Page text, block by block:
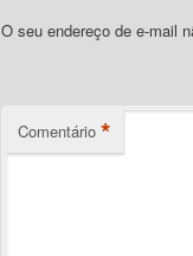
O seu endereço de e-mail
Comentário *